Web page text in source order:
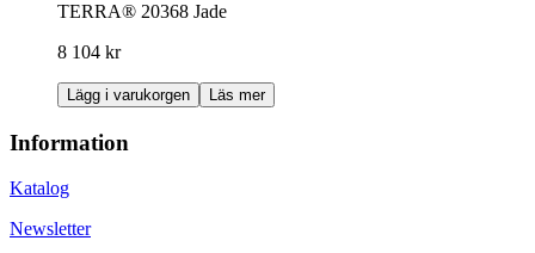
TERRA® 20368 Jade
8 104 kr
Lägg i varukorgen Läs mer
Information
Katalog
Newsletter